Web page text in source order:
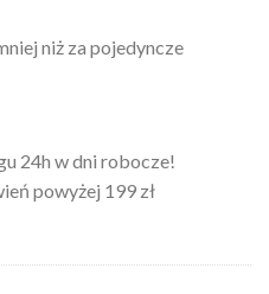
niż za pojedyncze
24h w dni robocze!
powyżej 199 zł